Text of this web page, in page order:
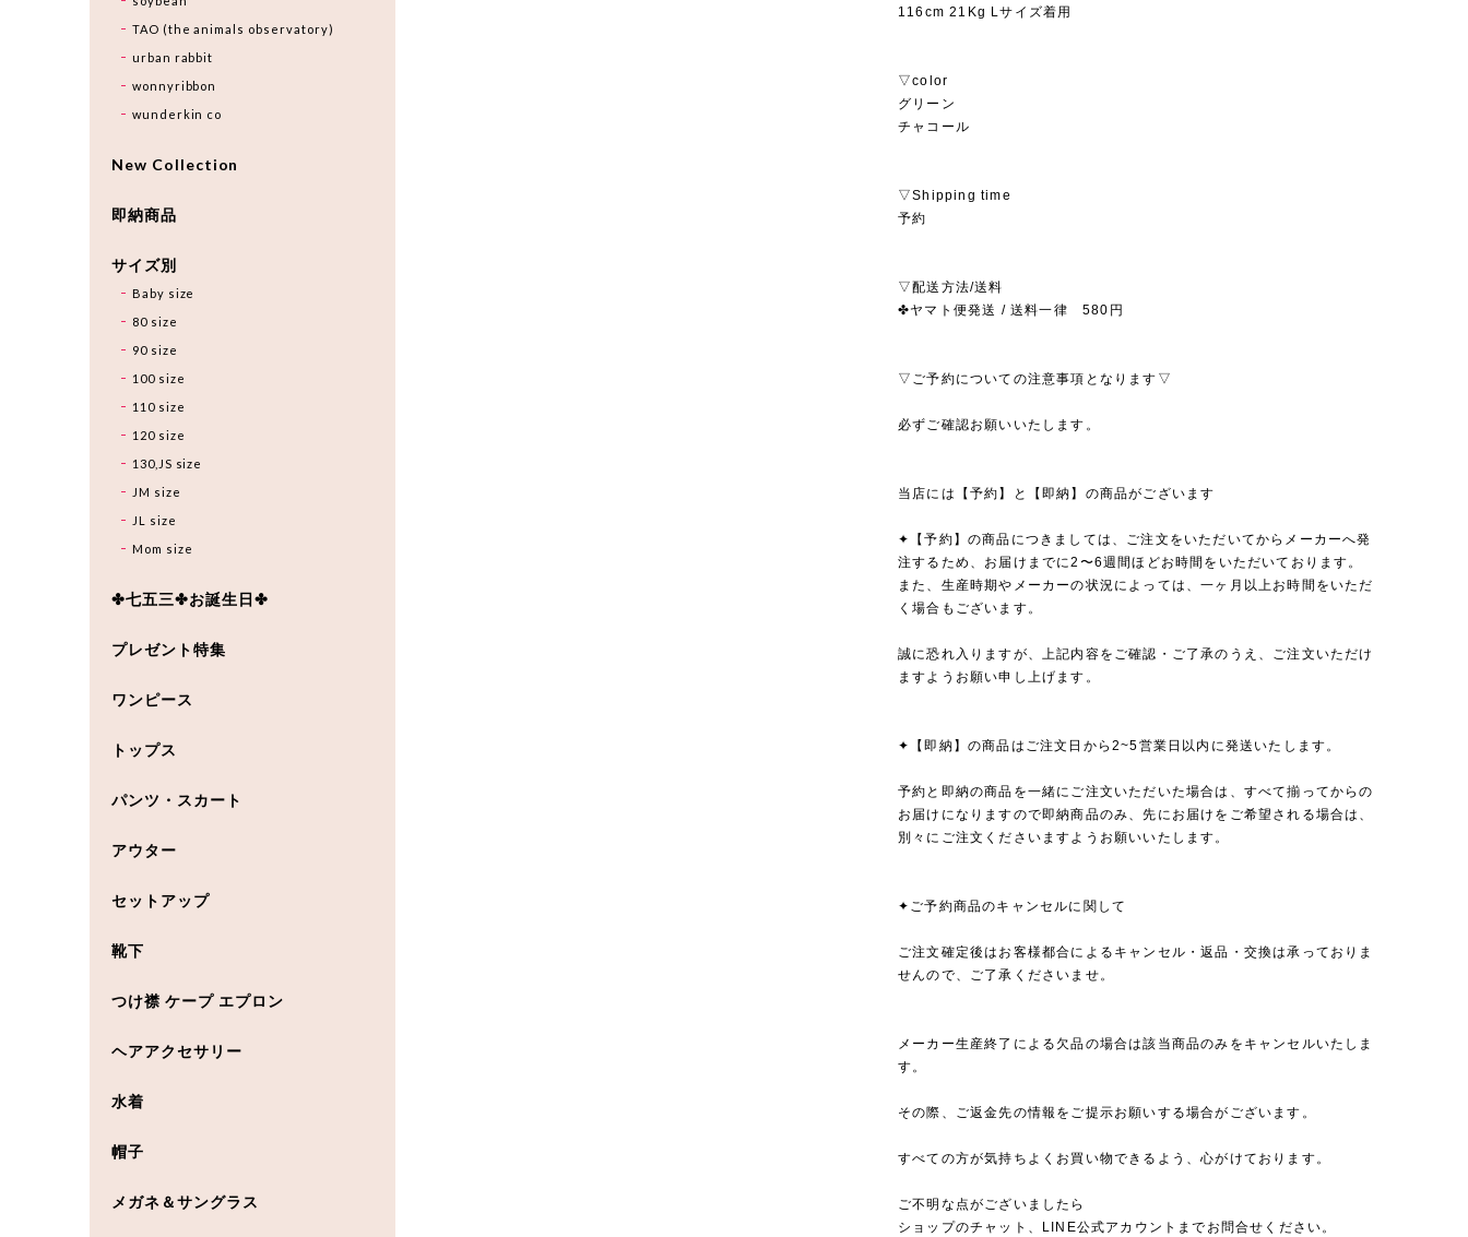
116cm 21Kg Lサイズ着用
▽color
グリーン
チャコール
▽Shipping time
予約
▽配送方法/送料
✤ヤマト便発送 / 送料一律 580円
▽ご予約についての注意事項となります▽
必ずご確認お願いいたします。
当店には【予約】と【即納】の商品がございます
✦【予約】の商品につきましては、ご注文をいただいてからメーカーへ発
注するため、お届けまでに2〜6週間ほどお時間をいただいております。
また、生産時期やメーカーの状況によっては、一ヶ月以上お時間をいただ
く場合もございます。
誠に恐れ入りますが、上記内容をご確認・ご了承のうえ、ご注文いただけ
ますようお願い申し上げます。
✦【即納】の商品はご注文日から2~5営業日以内に発送いたします。
予約と即納の商品を一緒にご注文いただいた場合は、すべて揃ってからの
お届けになりますので即納商品のみ、先にお届けをご希望される場合は、
別々にご注文くださいますようお願いいたします。
✦ご予約商品のキャンセルに関して
ご注文確定後はお客様都合によるキャンセル・返品・交換は承っておりま
せんので、ご了承くださいませ。
メーカー生産終了による欠品の場合は該当商品のみをキャンセルいたしま
す。
その際、ご返金先の情報をご提示お願いする場合がございます。
すべての方が気持ちよくお買い物できるよう、心がけております。
ご不明な点がございましたら
ショップのチャット、LINE公式アカウントまでお問合せください。
TAO (the animals observatory)
urban rabbit
wonnyribbon
wunderkin co
New Collection
即納商品
サイズ別
Baby size
80 size
90 size
100 size
110 size
120 size
130,JS size
JM size
JL size
Mom size
✤七五三✤お誕生日✤
プレゼント特集
ワンピース
トップス
パンツ・スカート
アウター
セットアップ
靴下
つけ襟 ケープ エプロン
ヘアアクセサリー
水着
帽子
メガネ＆サングラス